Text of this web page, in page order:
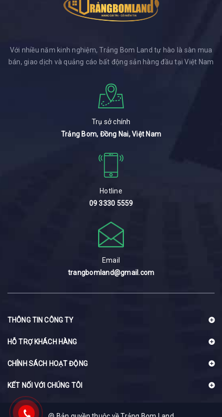
Với nhiều năm kinh nghiệm, Trảng Bom Land tự hào là sàn mua
bán, giao dịch và quảng cáo bất động sản hàng đầu tại Việt Nam
Trụ sở chính
Trảng Bom, Đồng Nai, Việt Nam
Hotline
09 3330 5559
Email
trangbomland@gmail.com
THÔNG TIN CÔNG TY
HỖ TRỢ KHÁCH HÀNG
CHÍNH SÁCH HOẠT ĐỘNG
KẾT NỐI VỚI CHÚNG TÔI